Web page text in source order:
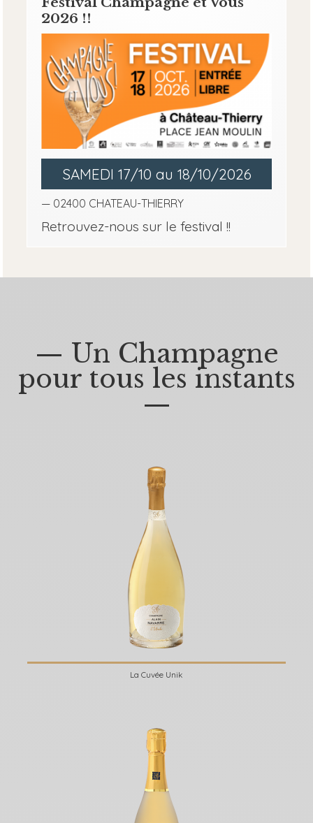
2026 !!
SAMEDI 17/10 au 18/10/2026
— 02400 CHATEAU-THIERRY
Retrouvez-nous sur le festival !!
— Un Champagne
pour tous les instants
—
La Cuvée Unik